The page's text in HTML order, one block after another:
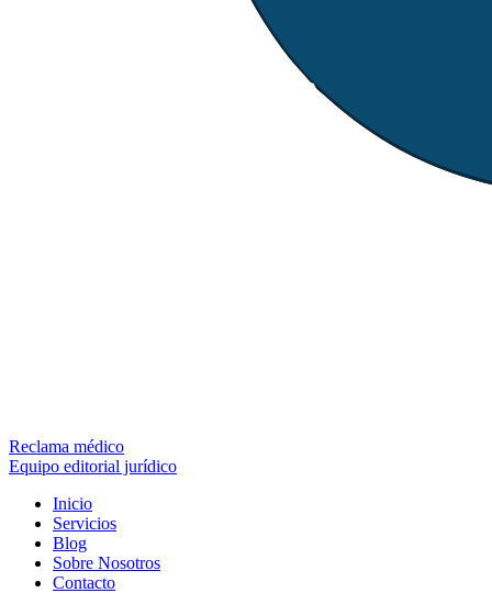
Reclama médico
Equipo editorial jurídico
Inicio
Servicios
Blog
Sobre Nosotros
Contacto